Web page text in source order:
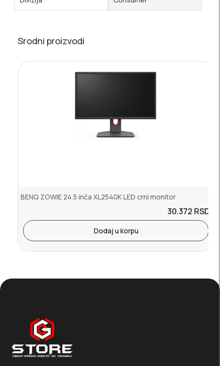
Srodni proizvodi
BENQ ZOWIE 24.5 inča XL2540K LED crni monitor
30.372 RSD.
Dodaj u korpu